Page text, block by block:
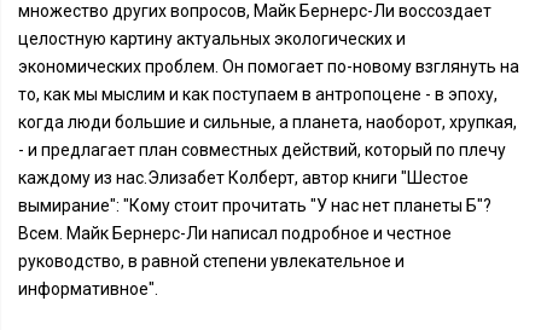
множество других вопросов, Майк Бернерс-Ли воссоздает
целостную картину актуальных экологических и
экономических проблем. Он помогает по-новому взглянуть на
то, как мы мыслим и как поступаем в антропоцене - в эпоху,
когда люди большие и сильные, а планета, наоборот, хрупкая,
- и предлагает план совместных действий, который по плечу
каждому из нас.Элизабет Колберт, автор книги "Шестое
вымирание": "Кому стоит прочитать "У нас нет планеты Б"?
Всем. Майк Бернерс-Ли написал подробное и честное
руководство, в равной степени увлекательное и
информативное".